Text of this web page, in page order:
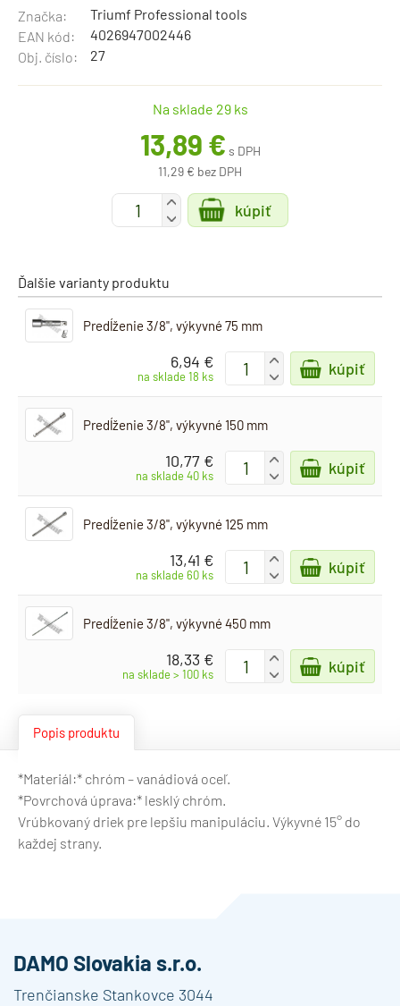
Značka:
Triumf Professional tools
EAN kód:
4026947002446
Obj. číslo:
27
Na sklade 29 ks
13,89 € s DPH
11,29 € bez DPH
+
-
kúpiť
Ďalšie varianty produktu
Predĺženie 3/8", výkyvné 75 mm
6,94 €
na sklade 18 ks
+
-
kúpiť
Predĺženie 3/8", výkyvné 150 mm
10,77 €
na sklade 40 ks
+
-
kúpiť
Predĺženie 3/8", výkyvné 125 mm
13,41 €
na sklade 60 ks
+
-
kúpiť
Predĺženie 3/8", výkyvné 450 mm
18,33 €
na sklade > 100 ks
+
-
kúpiť
Popis produktu
*Materiál:* chróm – vanádiová oceľ.
*Povrchová úprava:* lesklý chróm.
Vrúbkovaný driek pre lepšiu manipuláciu. Výkyvné 15° do
každej strany.
DAMO Slovakia s.r.o.
Trenčianske Stankovce 3044